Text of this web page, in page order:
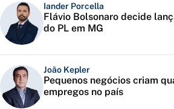
Iander Porcella
Flávio Bolsonaro decide
do PL em MG
João Kepler
Pequenos negócios criam
empregos no país